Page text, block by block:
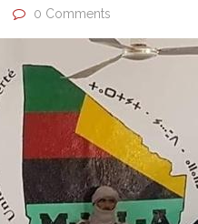
0 Comments